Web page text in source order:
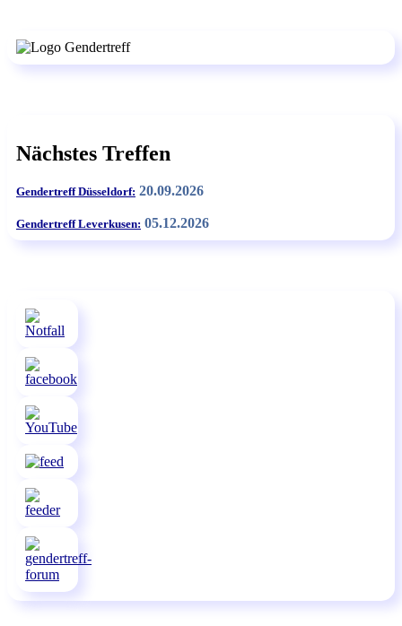
Nächstes Treffen
Gendertreff Düsseldorf: 20.09.2026
Gendertreff Leverkusen: 05.12.2026